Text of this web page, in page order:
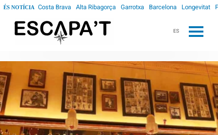
ÉS NOTÍCIA Costa Brava Alta Ribagorça Garrotxa Barcelona Longevitat
ES